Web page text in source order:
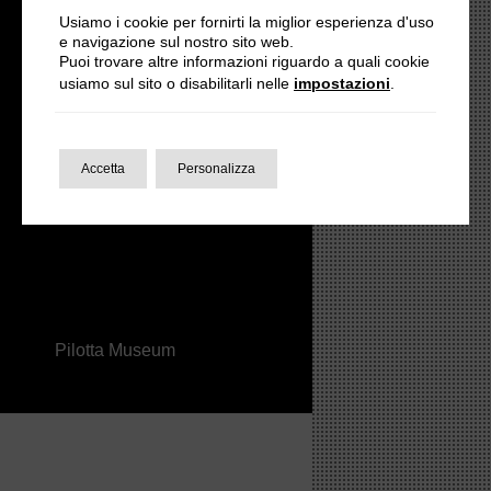
Monte di Parma Foundation
Pilotta Museum
Usiamo i cookie per fornirti la miglior esperienza d'uso
e navigazione sul nostro sito web.
Puoi trovare altre informazioni riguardo a quali cookie
usiamo sul sito o disabilitarli nelle impostazioni
Accetta Personalizza